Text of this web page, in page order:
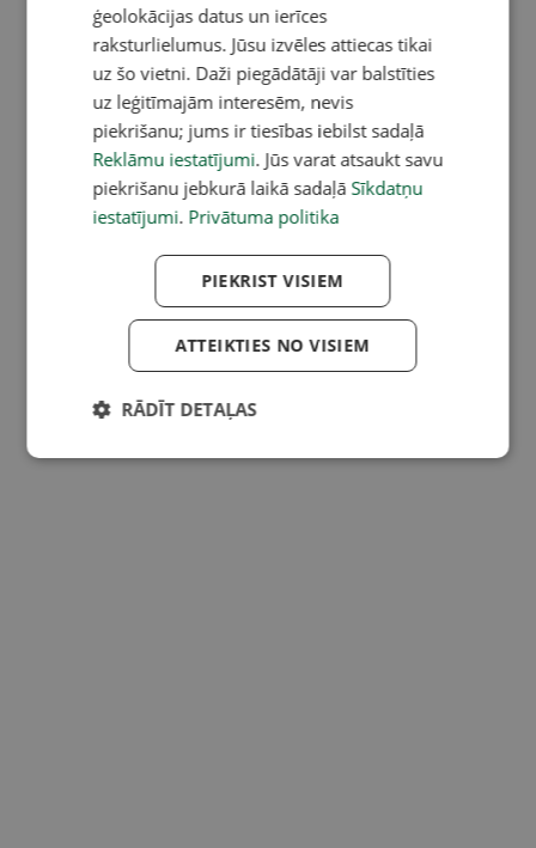
ģeolokācijas datus un ierīces
raksturlielumus. Jūsu izvēles attiecas tikai
uz šo vietni. Daži piegādātāji var balstīties
uz leģitīmajām interesēm, nevis
piekrišanu; jums ir tiesības iebilst sadaļā
Reklāmu iestatījumi. Jūs varat atsaukt savu
piekrišanu jebkurā laikā sadaļā Sīkdatņu
iestatījumi. Privātuma politika
PIEKRIST VISIEM
ATTEIKTIES NO VISIEM
RĀDĪT DETAĻAS